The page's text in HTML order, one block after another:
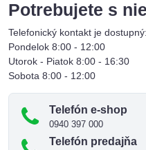
Potrebujete s
Telefonický kontakt je dostupný:
Pondelok 8:00 - 12:00
Utorok - Piatok 8:00 - 16:30
Sobota 8:00 - 12:00
Telefón e-shop
0940 397 000
Telefón predajňa